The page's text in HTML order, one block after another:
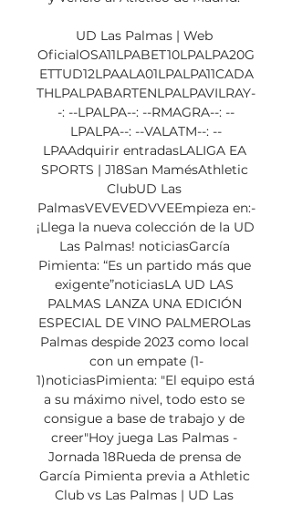
UD Las Palmas | Web
OficialOSA11LPABET10LPALPA20G
ETTUD12LPAALA01LPALPA11CADA
THLPALPABARTENLPALPAVILRAY-
-: --LPALPA--: --RMAGRA--: --
LPALPA--: --VALATM--: --
LPAAdquirir entradasLALIGA EA
SPORTS | J18San MamésAthletic
ClubUD Las
PalmasVEVEVEDVVEEmpieza en:-
¡Llega la nueva colección de la UD
Las Palmas! noticiasGarcía
Pimienta: “Es un partido más que
exigente”noticiasLA UD LAS
PALMAS LANZA UNA EDICIÓN
ESPECIAL DE VINO PALMEROLas
Palmas despide 2023 como local
con un empate (1-
1)noticiasPimienta: "El equipo está
a su máximo nivel, todo esto se
consigue a base de trabajo y de
creer"Hoy juega Las Palmas -
Jornada 18Rueda de prensa de
García Pimienta previa a Athletic
Club vs Las Palmas | UD Las